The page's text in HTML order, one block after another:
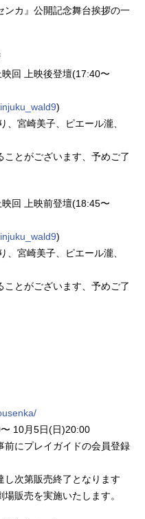
ンカ』公開記念舞台挨拶の一
回 上映後登壇(17:40〜
)
、宮崎美子、ピエール瀧、
とがございます、予めご了
回 上映前登壇(18:45〜
)
、宮崎美子、ピエール瀧、
とがございます、予めご了
10月5日(日)20:00
にプレイガイドの会員登録
次第販売終了となります
販売を実施いたします。